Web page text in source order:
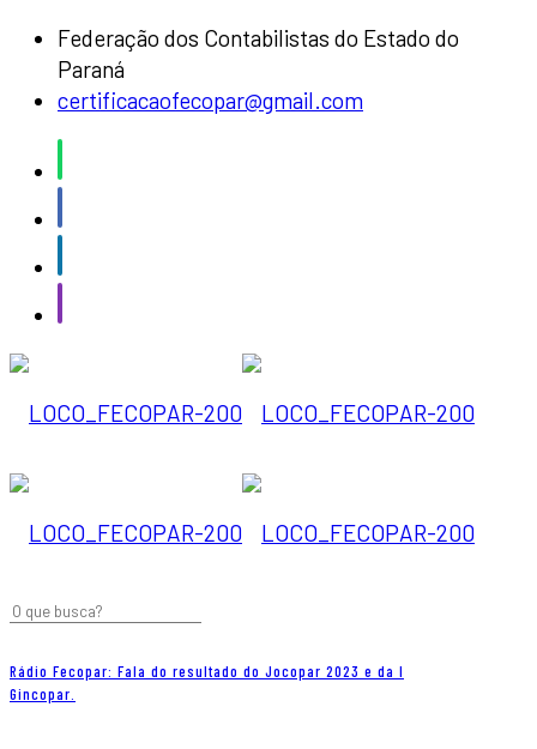
Federação dos Contabilistas do Estado do
Paraná
certificacaofecopar@gmail.com
Rádio Fecopar: Fala do resultado do Jocopar 2023 e da I
Gincopar.